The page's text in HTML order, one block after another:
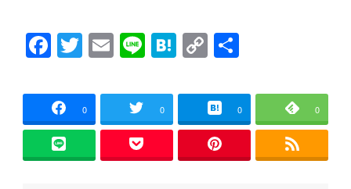
) ィ
ン
ド
き
ま
す
)
F
a
c
e
b
o
T
wi
tt
er
E
m
ai
l
Li
n
e
H
at
e
n
C
o
p
y
Li
n
共
0 0 0 0